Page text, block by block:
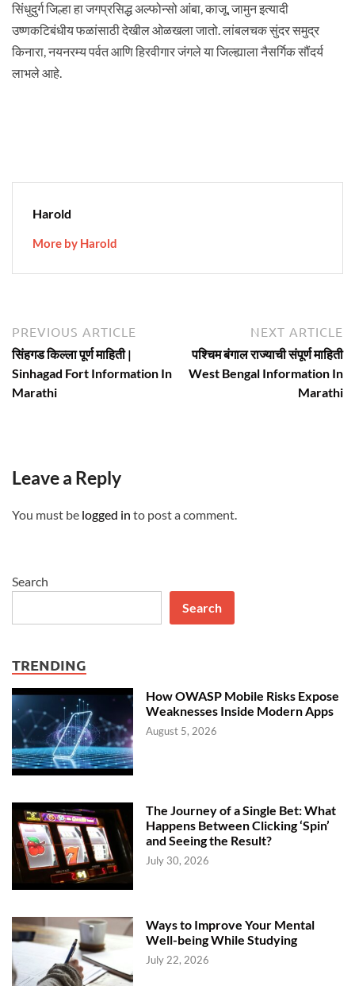
सिंधुदुर्ग जिल्हा हा जगप्रसिद्ध अल्फोन्सो आंबा, काजू, जामुन इत्यादी
उष्णकटिबंधीय फळांसाठी देखील ओळखला जातो. लांबलचक सुंदर समुद्र
किनारा, नयनरम्य पर्वत आणि हिरवीगार जंगले या जिल्ह्याला नैसर्गिक सौंदर्य
लाभले आहे.
Harold
More by Harold
Post
navigation
PREVIOUS ARTICLE
सिंहगड किल्ला पूर्ण माहिती |
Sinhagad Fort Information In
Marathi
NEXT ARTICLE
पश्चिम बंगाल राज्याची संपूर्ण माहिती
West Bengal Information In
Marathi
Leave a Reply
You must be logged in to post a comment.
Search
Search
TRENDING
How OWASP Mobile Risks Expose
Weaknesses Inside Modern Apps
August 5, 2026
The Journey of a Single Bet: What
Happens Between Clicking ‘Spin’
and Seeing the Result?
July 30, 2026
Ways to Improve Your Mental
Well-being While Studying
July 22, 2026